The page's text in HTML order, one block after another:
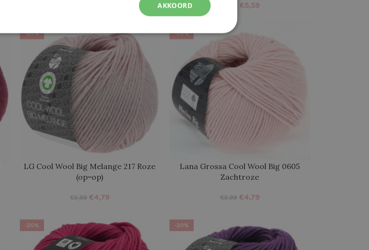
€5,59
-20%
LG Cool Wool Big Melange 217 Roze
(op=op)
€5,99 €4,79
-20%
Lana Grossa Cool Wool Big 0605
Zachtroze
€5,99 €4,79
-20% -20%
AKKOORD